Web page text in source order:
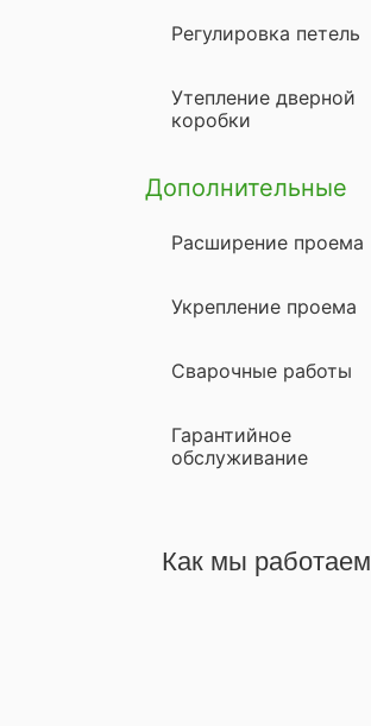
Регулировка петель
Утепление дверной
коробки
Дополнительные
Расширение проема
Укрепление проема
Сварочные работы
Гарантийное
обслуживание
Как мы работаем